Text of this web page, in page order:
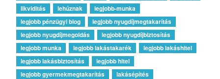
likviditás
lehúznak
legjobb-munka
legjobb pénzügyi blog
legjobb nyugdíjmegtakarítás
legjobb nyugdíjmegoldás
legjobb nyugdíjbiztosítás
legjobb munka
legjobb lakástakarék
legjobb lakáshitel
legjobb lakásbiztosítás
legjobb hitel
legjobb gyermekmegtakarítás
lakásépítés